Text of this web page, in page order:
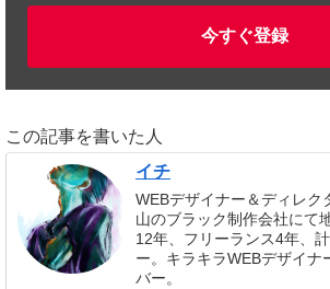
今すぐ登録
この記事を書いた人
イチ
WEBデザイナー＆ディレク
山のブラック制作会社にて
12年、フリーランス4年、
ー。キラキラWEBデザイナ
バー。